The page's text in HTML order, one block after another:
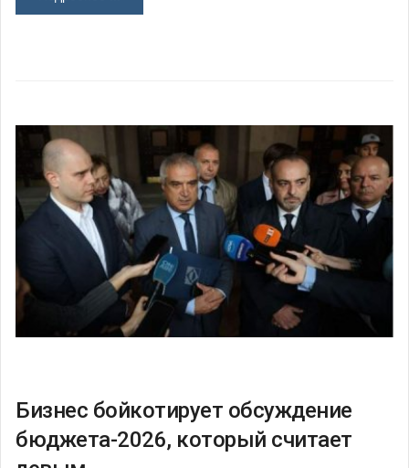
Бизнес бойкотирует обсуждение
бюджета-2026, который считает